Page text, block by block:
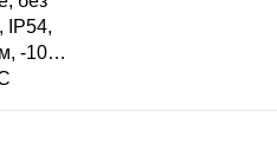
IP54,
-10…